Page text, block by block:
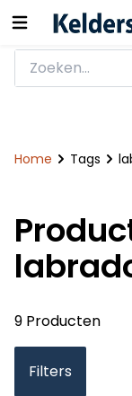
Home Tags
9 Producten
Filters